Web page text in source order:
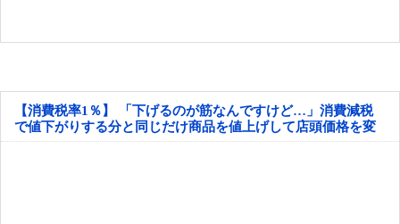
【消費税率1％】 「下げるのが筋なんですけど…」消費減税
で値下がりする分と同じだけ商品を値上げして店頭価格を変
えない店も